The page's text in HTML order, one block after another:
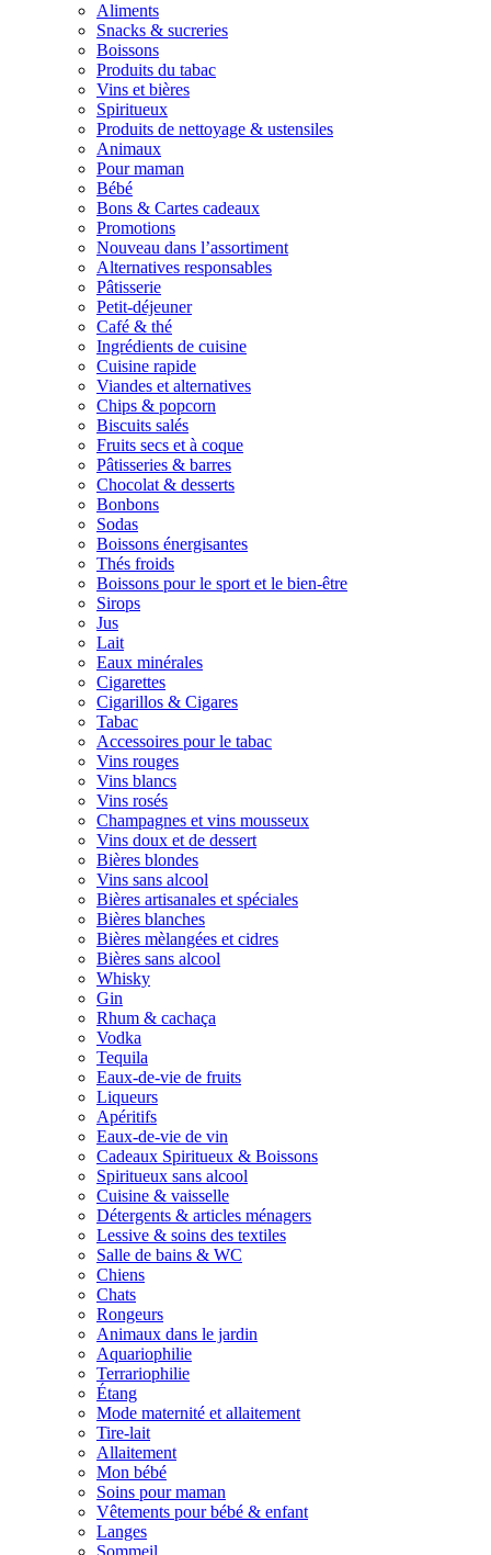
Aliments
Snacks & sucreries
Boissons
Produits du tabac
Vins et bières
Spiritueux
Produits de nettoyage & ustensiles
Animaux
Pour maman
Bébé
Bons & Cartes cadeaux
Promotions
Nouveau dans l’assortiment
Alternatives responsables
Pâtisserie
Petit-déjeuner
Café & thé
Ingrédients de cuisine
Cuisine rapide
Viandes et alternatives
Chips & popcorn
Biscuits salés
Fruits secs et à coque
Pâtisseries & barres
Chocolat & desserts
Bonbons
Sodas
Boissons énergisantes
Thés froids
Boissons pour le sport et le bien-être
Sirops
Jus
Lait
Eaux minérales
Cigarettes
Cigarillos & Cigares
Tabac
Accessoires pour le tabac
Vins rouges
Vins blancs
Vins rosés
Champagnes et vins mousseux
Vins doux et de dessert
Bières blondes
Vins sans alcool
Bières artisanales et spéciales
Bières blanches
Bières mèlangées et cidres
Bières sans alcool
Whisky
Gin
Rhum & cachaça
Vodka
Tequila
Eaux-de-vie de fruits
Liqueurs
Apéritifs
Eaux-de-vie de vin
Cadeaux Spiritueux & Boissons
Spiritueux sans alcool
Cuisine & vaisselle
Détergents & articles ménagers
Lessive & soins des textiles
Salle de bains & WC
Chiens
Chats
Rongeurs
Animaux dans le jardin
Aquariophilie
Terrariophilie
Étang
Mode maternité et allaitement
Tire-lait
Allaitement
Mon bébé
Soins pour maman
Vêtements pour bébé & enfant
Langes
Sommeil